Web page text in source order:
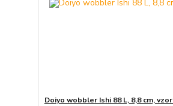
Doiyo wobbler Ishi 88 L, 8,8 cm,